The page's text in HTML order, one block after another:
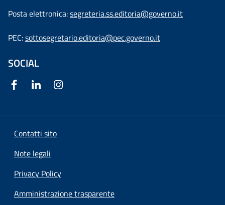
Posta elettronica:segreteria.ss.editoria@governo.it
PEC:sottosegretario.editoria@pec.governo.it
SOCIAL
Contatti sito
Note legali
Privacy Policy
Amministrazione trasparente